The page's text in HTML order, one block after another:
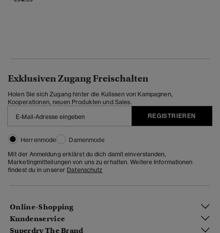
Exklusiven Zugang Freischalten
Holen Sie sich Zugang hinter die Kulissen von Kampagnen,
Kooperationen, neuen Produkten und Sales.
REGISTRIEREN
Herrenmode
Damenmode
Mit der Anmeldung erklärst du dich damit einverstanden,
Marketingmitteilungen von uns zu erhalten. Weitere Informationen
findest du in unserer Datenschutz
Online-Shopping
Kundenservice
Superdry The Brand